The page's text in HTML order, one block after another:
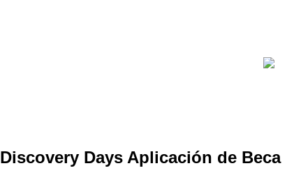
Discovery Days Aplicación de Beca